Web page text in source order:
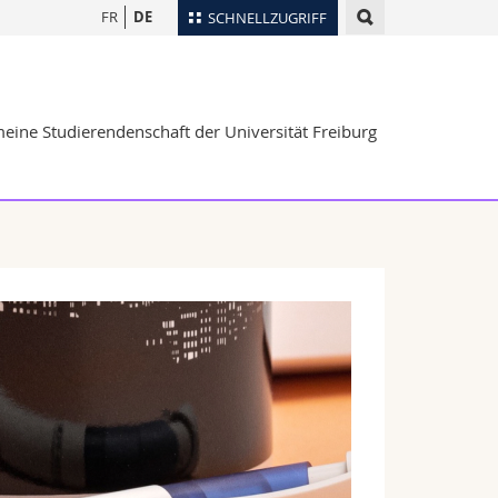
SCHNELLZUGRIFF
Bibliotheken
Vorlesungsverzeichnis
FR DE
Studierendenschaft der Universität Freiburg